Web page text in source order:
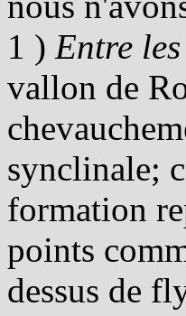
1 ) Entre
vallon de
synclinale;
formation
points
dessus de